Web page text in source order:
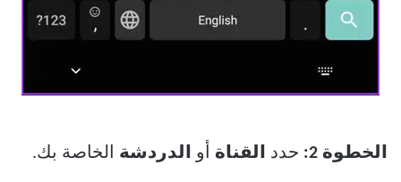
الخطوة 2: حدد القناة أو الدردشة الخاصة بك.